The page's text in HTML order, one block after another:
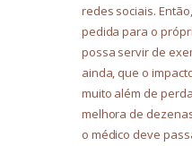
redes sociais.
pedida para o
possa servir de
ainda, que o
muito além de
melhora de
o médico deve